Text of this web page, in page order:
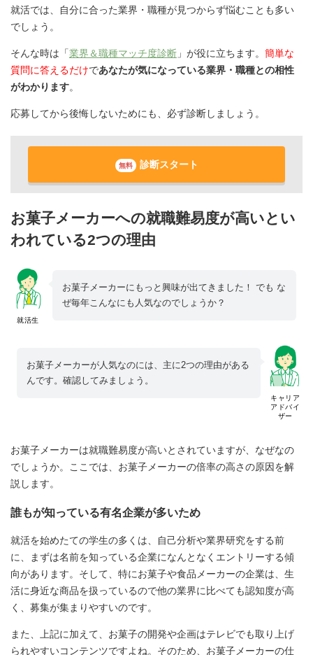
就活では、自分に合った業界・職種が見つからず悩むことも多い
でしょう。
そんな時は「業界＆職種マッチ度診断 」が役に立ちます。 簡単な
質問に答えるだけであなたが気になっている業界・職種との相性
がわかります。
応募してから後悔しないためにも、必ず診断しましょう。
無料 診断スタート
お菓子メーカーへの就職難易度が高いとい
われている2つの理由
就活生
お菓子メーカーにもっと興味が出てきました！ でも な
ぜ毎年こんなにも人気なのでしょうか？
キャリア
アドバイ
ザー
お菓子メーカーが人気なのには、主に2つの理由がある
んです。確認してみましょう。
お菓子メーカーは就職難易度が高いとされていますが、なぜなの
でしょうか。ここでは、お菓子メーカーの倍率の高さの原因を解
説します。
誰もが知っている有名企業が多いため
就活を始めたての学生の多くは、自己分析や業界研究をする前
に、まずは名前を知っている企業になんとなくエントリーする傾
向があります。そして、特にお菓子や食品メーカーの企業は、生
活に身近な商品を扱っているので他の業界に比べても認知度が高
く、募集が集まりやすいのです。
また、上記に加えて、お菓子の開発や企画はテレビでも取り上げ
られやすいコンテンツですよね。そのため、お菓子メーカーの仕